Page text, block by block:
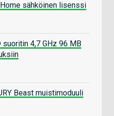
sähköinen lisenssi
4,7 GHz 96 MB
Beast muistimoduuli